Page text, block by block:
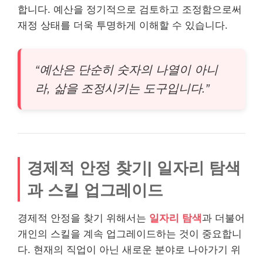
합니다. 예산을 정기적으로 검토하고 조정함으로써
재정 상태를 더욱 투명하게 이해할 수 있습니다.
“예산은 단순히 숫자의 나열이 아니
라, 삶을 조정시키는 도구입니다.”
경제적 안정 찾기| 일자리 탐색
과 스킬 업그레이드
경제적 안정을 찾기 위해서는 일자리 탐색과 더불어
개인의 스킬을 계속 업그레이드하는 것이 중요합니
다. 현재의 직업이 아닌 새로운 분야로 나아가기 위